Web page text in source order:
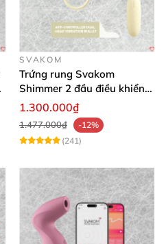
SVAKOM
Trứng rung Svakom
Shimmer 2 đầu điều khiển
app tiện lợi
1.300.000₫
1.477.000₫
-12%
(241)